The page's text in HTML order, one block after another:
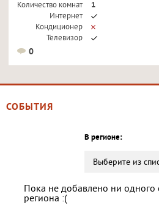
Количество комнат
1
Интернет
Кондиционер
Телевизор
0
СОБЫТИЯ
В регионе:
Выберите из
Пока не добавлено ни одного
региона :(